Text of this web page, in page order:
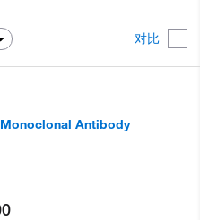
对比
Antibody